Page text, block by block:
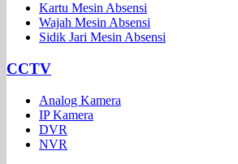
Kartu Mesin Absensi
Wajah Mesin Absensi
Sidik Jari Mesin Absensi
CCTV
Analog Kamera
IP Kamera
DVR
NVR